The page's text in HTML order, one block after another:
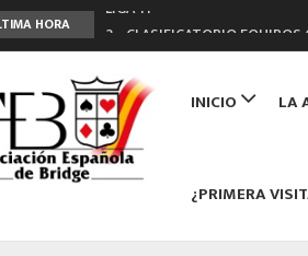
HORA
2º CLASIFICATORIO EQUIPOS
Curso de Formación y
ANUNCIATE EN NUESTRA
NUEVA PROGRAMACIÓN
navigation
INICIO LA
¿PRIMERA